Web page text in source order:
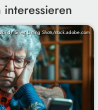
Silver Lining Shots/stock.adobe.com